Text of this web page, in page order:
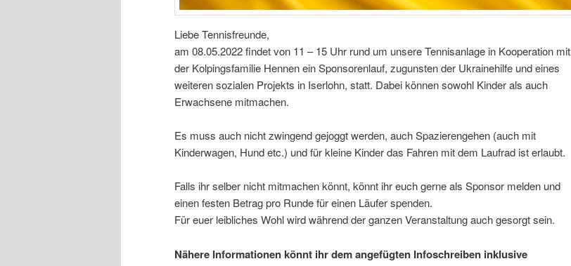
Liebe Tennisfreunde,
am 08.05.2022 findet von 11 – 15 Uhr rund um unsere Tennisanlage in Kooperation mit
der Kolpingsfamilie Hennen ein Sponsorenlauf, zugunsten der Ukrainehilfe und eines
weiteren sozialen Projekts in Iserlohn, statt. Dabei können sowohl Kinder als auch
Erwachsene mitmachen.
Es muss auch nicht zwingend gejoggt werden, auch Spazierengehen (auch mit
Kinderwagen, Hund etc.) und für kleine Kinder das Fahren mit dem Laufrad ist erlaubt.
Falls ihr selber nicht mitmachen könnt, könnt ihr euch gerne als Sponsor melden und
einen festen Betrag pro Runde für einen Läufer spenden.
Für euer leibliches Wohl wird während der ganzen Veranstaltung auch gesorgt sein.
Nähere Informationen könnt ihr dem angefügten Infoschreiben inklusive